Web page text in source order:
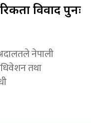
विवाद पुनः
नेपाली
तथा